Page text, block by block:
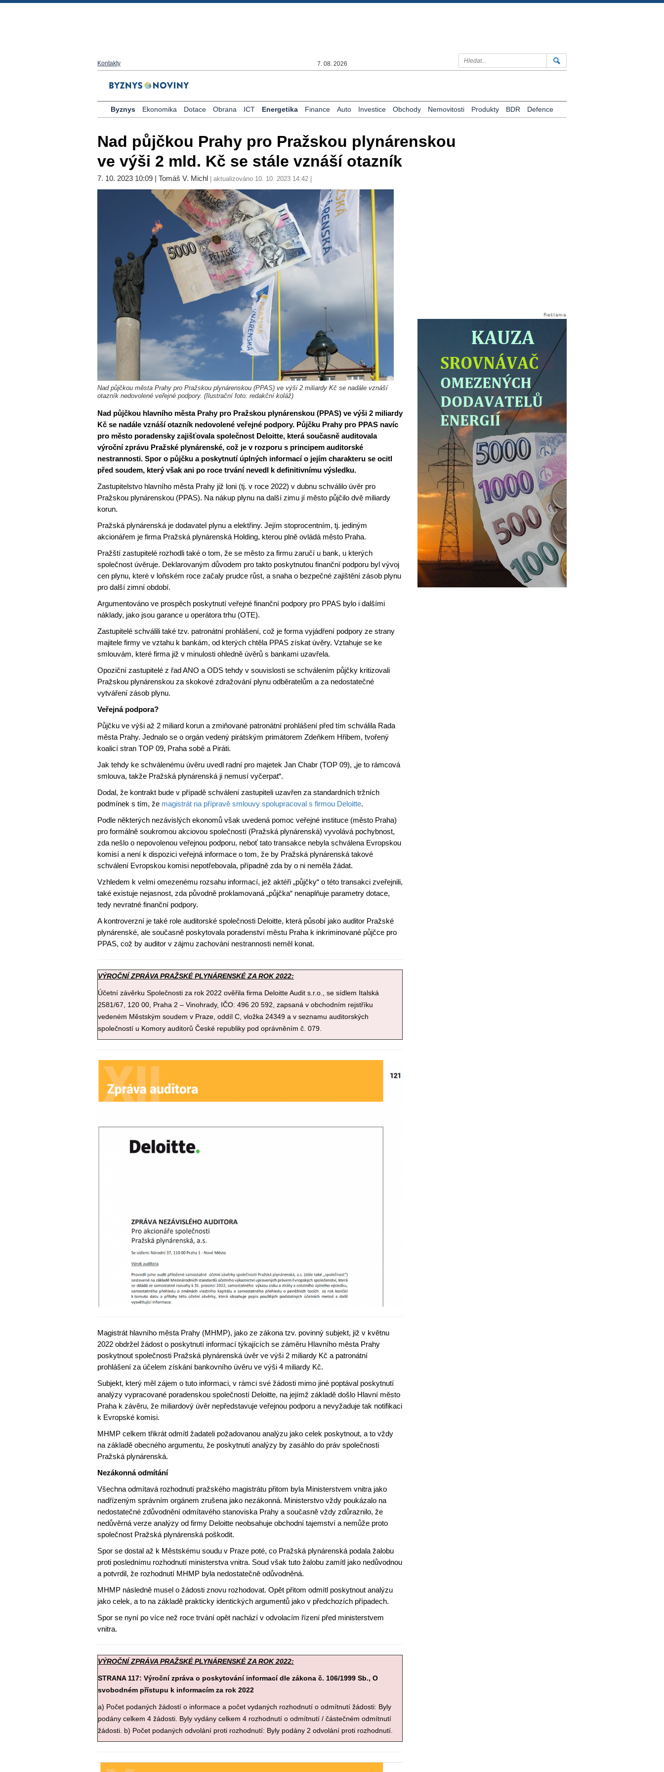
Kontakty 7. 08. 2026
Byznys Ekonomika Dotace Obrana ICT Energetika Finance Auto Investice Obchody Nemovitosti Produkty BDR Defence
Nad půjčkou Prahy pro Pražskou plynárenskou
ve výši 2 mld. Kč se stále vznáší otazník
7. 10. 2023 10:09 | Tomáš V. Michl | aktualizováno 10. 10. 2023 14:42 |
Nad půjčkou města Prahy pro Pražskou plynárenskou (PPAS) ve výši 2 miliardy Kč se nadále vznáší
otazník nedovolené veřejné podpory. (Ilustrační foto: redakční koláž)
Nad půjčkou hlavního města Prahy pro Pražskou plynárenskou (PPAS) ve výši 2 miliardy
Kč se nadále vznáší otazník nedovolené veřejné podpory. Půjčku Prahy pro PPAS navíc
pro město poradensky zajišťovala společnost Deloitte, která současně auditovala
výroční zprávu Pražské plynárenské, což je v rozporu s principem auditorské
nestrannosti. Spor o půjčku a poskytnutí úplných informací o jejím charakteru se ocitl
před soudem, který však ani po roce trvání nevedl k definitivnímu výsledku.
Zastupitelstvo hlavního města Prahy již loni (tj. v roce 2022) v dubnu schválilo úvěr pro
Pražskou plynárenskou (PPAS). Na nákup plynu na další zimu jí město půjčilo dvě miliardy
korun.
Pražská plynárenská je dodavatel plynu a elektřiny. Jejím stoprocentním, tj. jediným
akcionářem je firma Pražská plynárenská Holding, kterou plně ovládá město Praha.
Pražští zastupitelé rozhodli také o tom, že se město za firmu zaručí u bank, u kterých
společnost úvěruje. Deklarovaným důvodem pro takto poskytnutou finanční podporu byl vývoj
cen plynu, které v loňském roce začaly prudce růst, a snaha o bezpečné zajištění zásob plynu
pro další zimní období.
Argumentováno ve prospěch poskytnutí veřejné finanční podpory pro PPAS bylo i dalšími
náklady, jako jsou garance u operátora trhu (OTE).
Zastupitelé schválili také tzv. patronátní prohlášení, což je forma vyjádření podpory ze strany
majitele firmy ve vztahu k bankám, od kterých chtěla PPAS získat úvěry. Vztahuje se ke
smlouvám, které firma již v minulosti ohledně úvěrů s bankami uzavřela.
Opoziční zastupitelé z řad ANO a ODS tehdy v souvislosti se schválením půjčky kritizovali
Pražskou plynárenskou za skokové zdražování plynu odběratelům a za nedostatečné
vytváření zásob plynu.
Veřejná podpora?
Půjčku ve výši až 2 miliard korun a zmiňované patronátní prohlášení před tím schválila Rada
města Prahy. Jednalo se o orgán vedený pirátským primátorem Zdeňkem Hřibem, tvořený
koalicí stran TOP 09, Praha sobě a Piráti.
Jak tehdy ke schválenému úvěru uvedl radní pro majetek Jan Chabr (TOP 09), „je to rámcová
smlouva, takže Pražská plynárenská ji nemusí vyčerpat“.
Dodal, že kontrakt bude v případě schválení zastupiteli uzavřen za standardních tržních
podmínek s tím, že magistrát na přípravě smlouvy spolupracoval s firmou Deloitte.
Podle některých nezávislých ekonomů však uvedená pomoc veřejné instituce (město Praha)
pro formálně soukromou akciovou společností (Pražská plynárenská) vyvolává pochybnost,
zda nešlo o nepovolenou veřejnou podporu, neboť tato transakce nebyla schválena Evropskou
komisí a není k dispozici veřejná informace o tom, že by Pražská plynárenská takové
schválení Evropskou komisi nepotřebovala, případně zda by o ni neměla žádat.
Vzhledem k velmi omezenému rozsahu informací, jež aktéři „půjčky“ o této transakci zveřejnili,
také existuje nejasnost, zda původně proklamovaná „půjčka“ nenaplňuje parametry dotace,
tedy nevratné finanční podpory.
A kontroverzní je také role auditorské společnosti Deloitte, která působí jako auditor Pražské
plynárenské, ale současně poskytovala poradenství městu Praha k inkriminované půjčce pro
PPAS, což by auditor v zájmu zachování nestrannosti neměl konat.
VÝROČNÍ ZPRÁVA PRAŽSKÉ PLYNÁRENSKÉ ZA ROK 2022:
Účetní závěrku Společnosti za rok 2022 ověřila firma Deloitte Audit s.r.o., se sídlem Italská
2581/67, 120 00, Praha 2 – Vinohrady, IČO: 496 20 592, zapsaná v obchodním rejstříku
vedeném Městským soudem v Praze, oddíl C, vložka 24349 a v seznamu auditorských
společností u Komory auditorů České republiky pod oprávněním č. 079.
Magistrát hlavního města Prahy (MHMP), jako ze zákona tzv. povinný subjekt, již v květnu
2022 obdržel žádost o poskytnutí informací týkajících se záměru Hlavního města Prahy
poskytnout společnosti Pražská plynárenská úvěr ve výši 2 miliardy Kč a patronátní
prohlášení za účelem získání bankovního úvěru ve výši 4 miliardy Kč.
Subjekt, který měl zájem o tuto informaci, v rámci své žádosti mimo jiné poptával poskytnutí
analýzy vypracované poradenskou společností Deloitte, na jejímž základě došlo Hlavní město
Praha k závěru, že miliardový úvěr nepředstavuje veřejnou podporu a nevyžaduje tak notifikaci
k Evropské komisi.
MHMP celkem třikrát odmítl žadateli požadovanou analýzu jako celek poskytnout, a to vždy
na základě obecného argumentu, že poskytnutí analýzy by zasáhlo do práv společnosti
Pražská plynárenská.
Nezákonná odmítání
Všechna odmítavá rozhodnutí pražského magistrátu přitom byla Ministerstvem vnitra jako
nadřízeným správním orgánem zrušena jako nezákonná. Ministerstvo vždy poukázalo na
nedostatečné zdůvodnění odmítavého stanoviska Prahy a současně vždy zdůraznilo, že
nedůvěrná verze analýzy od firmy Deloitte neobsahuje obchodní tajemství a nemůže proto
společnost Pražská plynárenská poškodit.
Spor se dostal až k Městskému soudu v Praze poté, co Pražská plynárenská podala žalobu
proti poslednímu rozhodnutí ministerstva vnitra. Soud však tuto žalobu zamítl jako nedůvodnou
a potvrdil, že rozhodnutí MHMP byla nedostatečně odůvodněná.
MHMP následně musel o žádosti znovu rozhodovat. Opět přitom odmítl poskytnout analýzu
jako celek, a to na základě prakticky identických argumentů jako v předchozích případech.
Spor se nyní po více než roce trvání opět nachází v odvolacím řízení před ministerstvem
vnitra.
VÝROČNÍ ZPRÁVA PRAŽSKÉ PLYNÁRENSKÉ ZA ROK 2022:
STRANA 117: Výroční zpráva o poskytování informací dle zákona č. 106/1999 Sb., O
svobodném přístupu k informacím za rok 2022
a) Počet podaných žádostí o informace a počet vydaných rozhodnutí o odmítnutí žádosti: Byly
podány celkem 4 žádosti. Byly vydány celkem 4 rozhodnutí o odmítnutí / částečném odmítnutí
žádosti. b) Počet podaných odvolání proti rozhodnutí: Byly podány 2 odvolání proti rozhodnutí.